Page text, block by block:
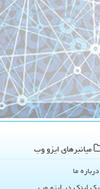
میانبرهای ایزو وب
درباره ما